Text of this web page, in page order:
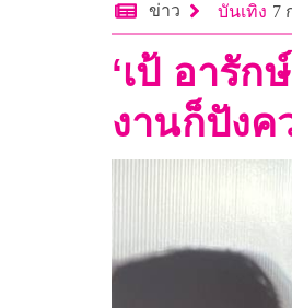
ข่าว บันเทิง 7
‘เป้ อารั
งานก็ปังค